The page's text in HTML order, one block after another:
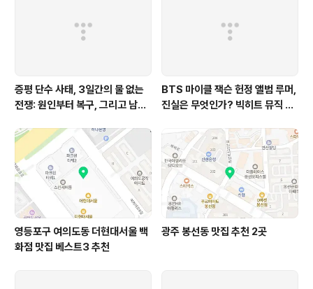
증평 단수 사태, 3일간의 물 없는
전쟁: 원인부터 복구, 그리고 남겨
BTS 마이클 잭슨 헌정 앨범 루머,
진실은 무엇인가? 빅히트 뮤직 공
영등포구 여의도동 더현대서울 백
화점 맛집 베스트3 추천
광주 봉선동 맛집 추천 2곳